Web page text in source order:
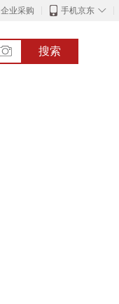
企业采购 ◇
手机京东
搜索